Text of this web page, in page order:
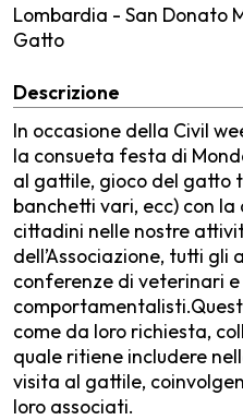
Lombardia - San Donato
Gatto
Descrizione
In occasione della Civil
la consueta festa di
al gattile, gioco del gatto
banchetti vari, ecc) con
cittadini nelle nostre
dell’Associazione, tutti gli
conferenze di veterinari e
come da loro richiesta,
quale ritiene includere
visita al gattile,
loro associati.